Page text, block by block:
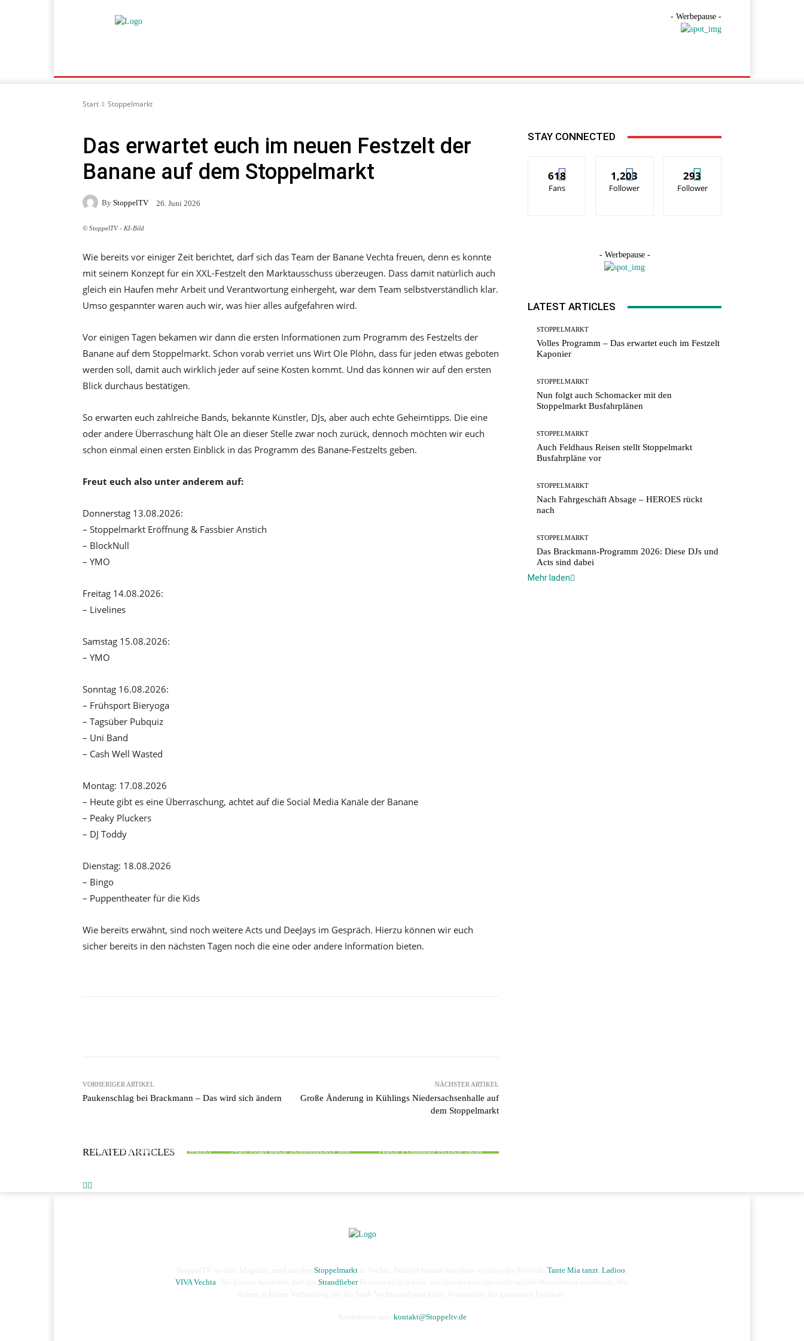
- Werbepause -
Start Stoppelmarkt
Das erwartet euch im neuen Festzelt der
Banane auf dem Stoppelmarkt
By StoppelTV 26. Juni 2026
© StoppelTV - KI-Bild
Wie bereits vor einiger Zeit berichtet, darf sich das Team der Banane Vechta freuen, denn es konnte
mit seinem Konzept für ein XXL-Festzelt den Marktausschuss überzeugen. Dass damit natürlich auch
gleich ein Haufen mehr Arbeit und Verantwortung einhergeht, war dem Team selbstverständlich klar.
Umso gespannter waren auch wir, was hier alles aufgefahren wird.
Vor einigen Tagen bekamen wir dann die ersten Informationen zum Programm des Festzelts der
Banane auf dem Stoppelmarkt. Schon vorab verriet uns Wirt Ole Plöhn, dass für jeden etwas geboten
werden soll, damit auch wirklich jeder auf seine Kosten kommt. Und das können wir auf den ersten
Blick durchaus bestätigen.
So erwarten euch zahlreiche Bands, bekannte Künstler, DJs, aber auch echte Geheimtipps. Die eine
oder andere Überraschung hält Ole an dieser Stelle zwar noch zurück, dennoch möchten wir euch
schon einmal einen ersten Einblick in das Programm des Banane-Festzelts geben.
Freut euch also unter anderem auf:
Donnerstag 13.08.2026:
– Stoppelmarkt Eröffnung & Fassbier Anstich
– BlockNull
– YMO
Freitag 14.08.2026:
– Livelines
Samstag 15.08.2026:
– YMO
Sonntag 16.08.2026:
– Frühsport Bieryoga
– Tagsüber Pubquiz
– Uni Band
– Cash Well Wasted
Montag: 17.08.2026
– Heute gibt es eine Überraschung, achtet auf die Social Media Kanäle der Banane
– Peaky Pluckers
– DJ Toddy
Dienstag: 18.08.2026
– Bingo
– Puppentheater für die Kids
Wie bereits erwähnt, sind noch weitere Acts und DeeJays im Gespräch. Hierzu können wir euch
sicher bereits in den nächsten Tagen noch die eine oder andere Information bieten.
VORHERIGER ARTIKEL
Paukenschlag bei Brackmann – Das wird sich ändern
NÄCHSTER ARTIKEL
Große Änderung in Kühlings Niedersachsenhalle auf
dem Stoppelmarkt
RELATED ARTICLES
Volles Programm – Das erwartet
Nun folgt auch Schomacker mit
Auch Feldhaus Reisen stellt
STAY CONNECTED
618
Fans
1,203
Follower
293
Follower
- Werbepause -
LATEST ARTICLES
STOPPELMARKT
Volles Programm – Das erwartet euch im Festzelt
Kaponier
STOPPELMARKT
Nun folgt auch Schomacker mit den
Stoppelmarkt Busfahrplänen
STOPPELMARKT
Auch Feldhaus Reisen stellt Stoppelmarkt
Busfahrpläne vor
STOPPELMARKT
Nach Fahrgeschäft Absage – HEROES rückt
nach
STOPPELMARKT
Das Brackmann-Programm 2026: Diese DJs und
Acts sind dabei
Mehr laden
StoppelTV ist dein Magazin, rund um denStoppelmarkt in Vechta. Darüber hinaus berichten wir über die FestivalsTante Mia tanzt ,Ladioo
VIVA Vechta . Als kleiner Ausreißer, darf dasStrandfieberFestival nicht fehlen, welches als einziges nicht auf der Westerheide stattfindet. Wir
kontakt@Stoppeltv.de